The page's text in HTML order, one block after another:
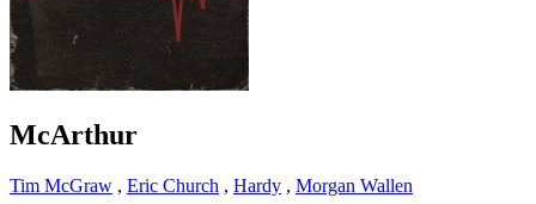
McArthur
Tim McGraw , Eric Church , Hardy , Morgan Wallen